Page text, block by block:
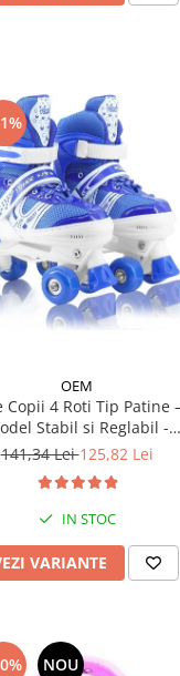
OEM
Copii 4 Roti Tip Patine
Stabil si Reglabil -
Albastru
141,34 Lei125,82 Lei
IN STOC
VARIANTE
NOU